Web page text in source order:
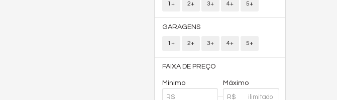
1+ 2+ 3+ 4+ 5+
GARAGENS
1+ 2+ 3+ 4+ 5+
FAIXA DE PREÇO
Mínimo Máximo